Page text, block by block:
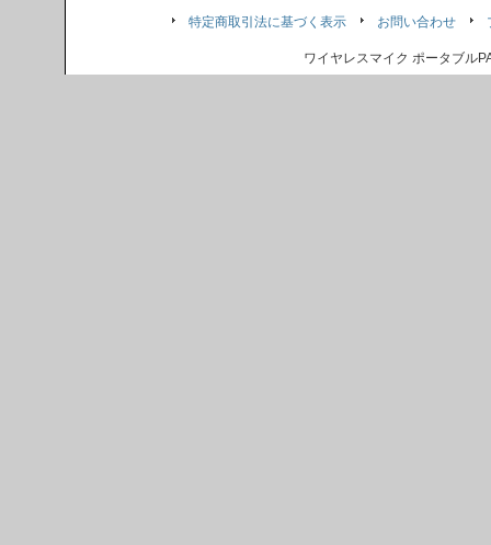
特定商取引法に基づく表示 お問い合わせ
ワイヤレスマイク ポータブル